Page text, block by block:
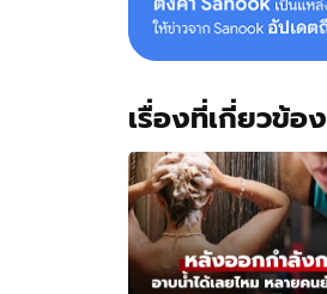
เรื่องที่เกี่ยวข้อง